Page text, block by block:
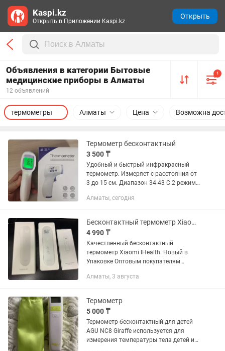
Объявления в категории Бытовые
медицинские приборы в Алматы
12 объявлений
1
Алматы Цена Возможна
термометры
Термометр бесконтактный
3 500 ₸
Удобный и быстрый инфракрасный
термометр. Измеряет с расстояния от
3 до 15 см. Диапазон 34-43 С.2 режима.
ААА (мизинчиковые. Не входят в
Алматы, сегодня
Бесконтактный термометр Xiaomi IHealth
4 990 ₸
Качественный бесконтактный
термометр Xiaomi lHealth. Новый в
Упаковке Оптовым покупателям
Бесконтактный термометр MiJia
Алматы, 3 августа
Термометр
5 000 ₸
Термометр бесконтактный для детей
AGU NC8 Giraffe используется для
измерения температуры тела детей и
Kaspi.kz
Открыть в Приложении Kaspi.kz
Открыть